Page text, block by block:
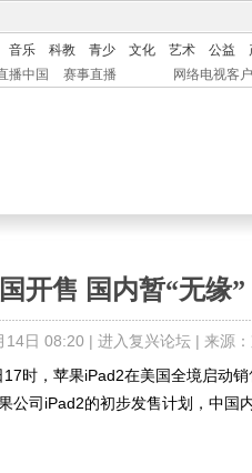
音乐 科教 青少 文化 艺术 公益
播中国 赛事直播 网络电视客
开售 国内暂“无缘”
14日 08:20 | 进入复兴论坛| 来源：
，苹果iPad2在美国全境启动销
公司iPad2的初步发售计划，中国